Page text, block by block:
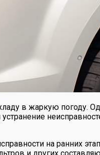
в жаркую погоду.
на ранних
и других